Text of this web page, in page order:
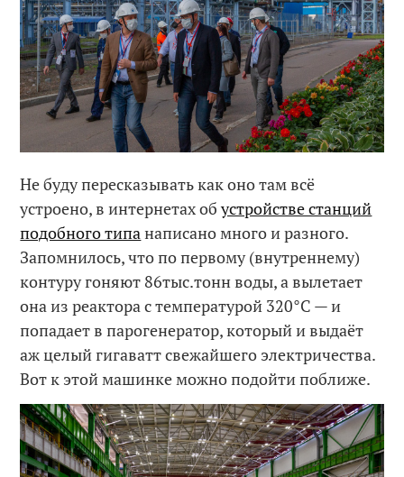
Не буду пересказывать как оно там всё
устроено, в интернетах обустройстве станций
подобного типанаписано много и разного.
Запомнилось, что по первому (внутреннему)
контуру гоняют 86тыс.тонн воды, а вылетает
она из реактора с температурой 320°C — и
попадает в парогенератор, который и выдаёт
аж целый гигаватт свежайшего электричества.
Вот к этой машинке можно подойти поближе.